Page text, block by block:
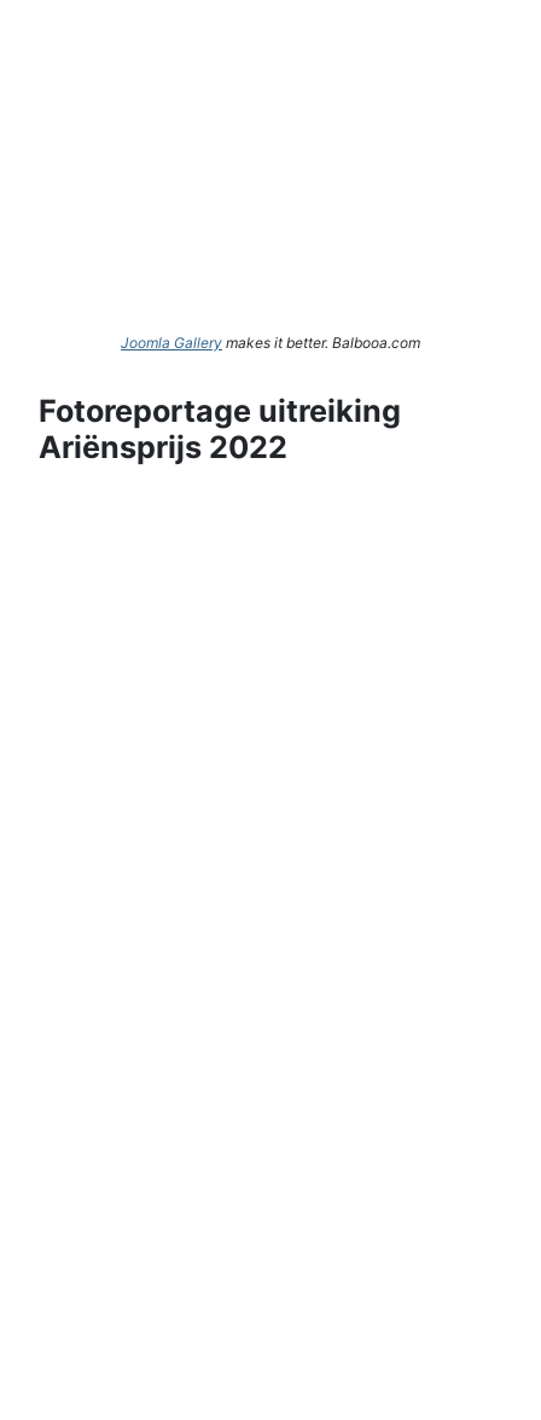
Joomla Gallery makes it better. Balbooa.com
Fotoreportage uitreiking
Ariënsprijs 2022